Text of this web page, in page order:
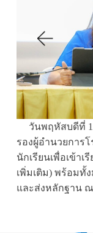
วันพฤหัสบดีที่
รองผู้อำนวยการ
นักเรียนเพื่อเข้าเ
เพิ่มเติม) พร้อมทั้
และส่งหลักฐาน